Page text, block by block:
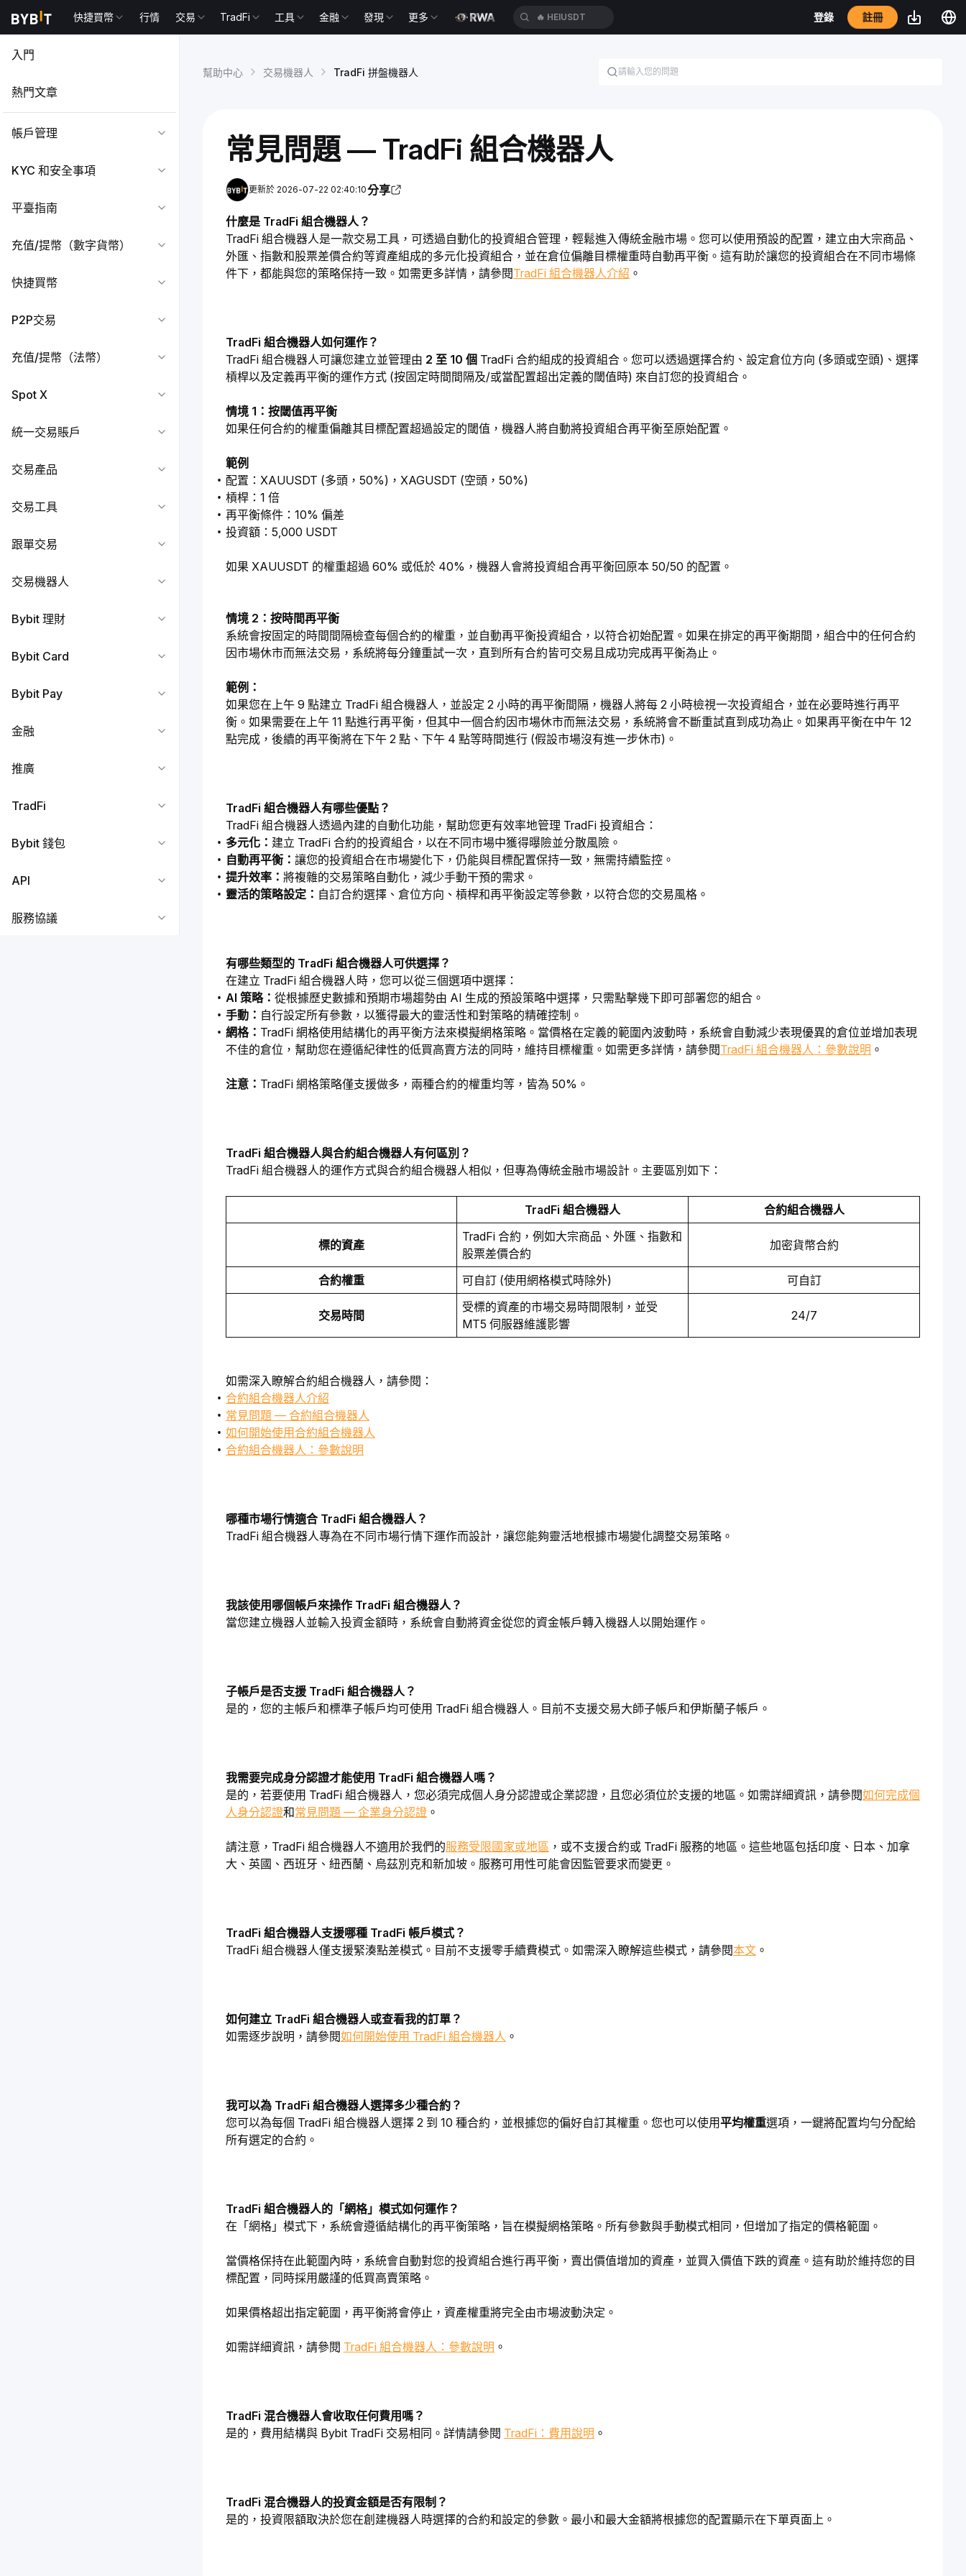
快捷買幣 行情 交易 TradFi 工具 金融 發現 更多 🔥 HEIUSDT 登錄 註冊
入門
熱門文章
帳戶管理
KYC 和安全事項
平臺指南
充值/提幣（數字貨幣）
快捷買幣
P2P交易
充值/提幣（法幣）
Spot X
統一交易賬戶
交易產品
交易工具
跟單交易
交易機器人
Bybit 理財
Bybit Card
Bybit Pay
金融
推廣
TradFi
Bybit 錢包
API
服務協議
幫助中心 交易機器人 TradFi 拼盤機器人
常見問題 — TradFi 組合機器人
更新於 2026-07-22 02:40:10分享
什麼是 TradFi 組合機器人？
TradFi 組合機器人是一款交易工具，可透過自動化的投資組合管理，輕鬆進入傳統金融市場。您可以使用預設的配置，建立由大宗商品、
外匯、指數和股票差價合約等資產組成的多元化投資組合，並在倉位偏離目標權重時自動再平衡。這有助於讓您的投資組合在不同市場條
件下，都能與您的策略保持一致。如需更多詳情，請參閱TradFi 組合機器人介紹 。
TradFi 組合機器人如何運作？
TradFi 組合機器人可讓您建立並管理由 2 至 10 個 TradFi 合約組成的投資組合。您可以透過選擇合約、設定倉位方向 (多頭或空頭)、選擇
槓桿以及定義再平衡的運作方式 (按固定時間間隔及/或當配置超出定義的閾值時) 來自訂您的投資組合。
情境 1：按閾值再平衡
如果任何合約的權重偏離其目標配置超過設定的閾值，機器人將自動將投資組合再平衡至原始配置。
範例
配置：XAUUSDT (多頭，50%)，XAGUSDT (空頭，50%)
槓桿：1 倍
再平衡條件：10% 偏差
投資額：5,000 USDT
如果 XAUUSDT 的權重超過 60% 或低於 40%，機器人會將投資組合再平衡回原本 50/50 的配置。
情境 2：按時間再平衡
系統會按固定的時間間隔檢查每個合約的權重，並自動再平衡投資組合，以符合初始配置。如果在排定的再平衡期間，組合中的任何合約
因市場休市而無法交易，系統將每分鐘重試一次，直到所有合約皆可交易且成功完成再平衡為止。
範例：
如果您在上午 9 點建立 TradFi 組合機器人，並設定 2 小時的再平衡間隔，機器人將每 2 小時檢視一次投資組合，並在必要時進行再平
衡。如果需要在上午 11 點進行再平衡，但其中一個合約因市場休市而無法交易，系統將會不斷重試直到成功為止。如果再平衡在中午 12
點完成，後續的再平衡將在下午 2 點、下午 4 點等時間進行 (假設市場沒有進一步休市)。
TradFi 組合機器人有哪些優點？
TradFi 組合機器人透過內建的自動化功能，幫助您更有效率地管理 TradFi 投資組合：
多元化： 建立 TradFi 合約的投資組合，以在不同市場中獲得曝險並分散風險。
自動再平衡： 讓您的投資組合在市場變化下，仍能與目標配置保持一致，無需持續監控。
提升效率： 將複雜的交易策略自動化，減少手動干預的需求。
靈活的策略設定： 自訂合約選擇、倉位方向、槓桿和再平衡設定等參數，以符合您的交易風格。
有哪些類型的 TradFi 組合機器人可供選擇？
在建立 TradFi 組合機器人時，您可以從三個選項中選擇：
AI 策略： 從根據歷史數據和預期市場趨勢由 AI 生成的預設策略中選擇，只需點擊幾下即可部署您的組合。
手動： 自行設定所有參數，以獲得最大的靈活性和對策略的精確控制。
網格： TradFi 網格使用結構化的再平衡方法來模擬網格策略。當價格在定義的範圍內波動時，系統會自動減少表現優異的倉位並增加表現
不佳的倉位，幫助您在遵循紀律性的低買高賣方法的同時，維持目標權重。如需更多詳情，請參閱TradFi 組合機器人：參數說明 。
注意： TradFi 網格策略僅支援做多，兩種合約的權重均等，皆為 50%。
TradFi 組合機器人與合約組合機器人有何區別？
TradFi 組合機器人的運作方式與合約組合機器人相似，但專為傳統金融市場設計。主要區別如下：
TradFi 組合機器人 合約組合機器人
標的資產
TradFi 合約，例如大宗商品、外匯、指數和
股票差價合約
加密貨幣合約
合約權重 可自訂 (使用網格模式時除外) 可自訂
交易時間
受標的資產的市場交易時間限制，並受
MT5 伺服器維護影響
24/7
如需深入瞭解合約組合機器人，請參閱：
合約組合機器人介紹
常見問題 — 合約組合機器人
如何開始使用合約組合機器人
合約組合機器人：參數說明
哪種市場行情適合 TradFi 組合機器人？
TradFi 組合機器人專為在不同市場行情下運作而設計，讓您能夠靈活地根據市場變化調整交易策略。
我該使用哪個帳戶來操作 TradFi 組合機器人？
當您建立機器人並輸入投資金額時，系統會自動將資金從您的資金帳戶轉入機器人以開始運作。
子帳戶是否支援 TradFi 組合機器人？
是的，您的主帳戶和標準子帳戶均可使用 TradFi 組合機器人。目前不支援交易大師子帳戶和伊斯蘭子帳戶。
我需要完成身分認證才能使用 TradFi 組合機器人嗎？
是的，若要使用 TradFi 組合機器人，您必須完成個人身分認證或企業認證，且您必須位於支援的地區。如需詳細資訊，請參閱如何完成個
人身分認證和常見問題 — 企業身分認證 。
請注意，TradFi 組合機器人不適用於我們的服務受限國家或地區 ，或不支援合約或 TradFi 服務的地區。這些地區包括印度、日本、加拿
大、英國、西班牙、紐西蘭、烏茲別克和新加坡。服務可用性可能會因監管要求而變更。
TradFi 組合機器人支援哪種 TradFi 帳戶模式？
TradFi 組合機器人僅支援緊湊點差模式。目前不支援零手續費模式。如需深入瞭解這些模式，請參閱本文 。
如何建立 TradFi 組合機器人或查看我的訂單？
如需逐步說明，請參閱如何開始使用 TradFi 組合機器人 。
我可以為 TradFi 組合機器人選擇多少種合約？
您可以為每個 TradFi 組合機器人選擇 2 到 10 種合約，並根據您的偏好自訂其權重。您也可以使用平均權重選項，一鍵將配置均勻分配給
所有選定的合約。
TradFi 組合機器人的「網格」模式如何運作？
在「網格」模式下，系統會遵循結構化的再平衡策略，旨在模擬網格策略。所有參數與手動模式相同，但增加了指定的價格範圍。
當價格保持在此範圍內時，系統會自動對您的投資組合進行再平衡，賣出價值增加的資產，並買入價值下跌的資產。這有助於維持您的目
標配置，同時採用嚴謹的低買高賣策略。
如果價格超出指定範圍，再平衡將會停止，資產權重將完全由市場波動決定。
如需詳細資訊，請參閱 TradFi 組合機器人：參數說明 。
TradFi 混合機器人會收取任何費用嗎？
是的，費用結構與 Bybit TradFi 交易相同。詳情請參閱 TradFi：費用說明 。
TradFi 混合機器人的投資金額是否有限制？
是的，投資限額取決於您在創建機器人時選擇的合約和設定的參數。最小和最大金額將根據您的配置顯示在下單頁面上。